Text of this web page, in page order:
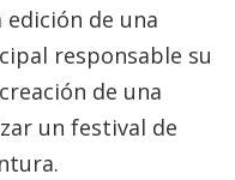
de una
responsable su
de una
un festival de